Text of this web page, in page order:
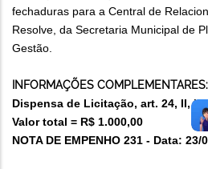
fechaduras para a Central de
Resolve, da Secretaria Municipal de
Gestão.
INFORMAÇÕES COMPLEMENTARES:
Dispensa de Licitação, art. 24, II,
Valor total = R$ 1.000,00
NOTA DE EMPENHO 231 - Data: 23/